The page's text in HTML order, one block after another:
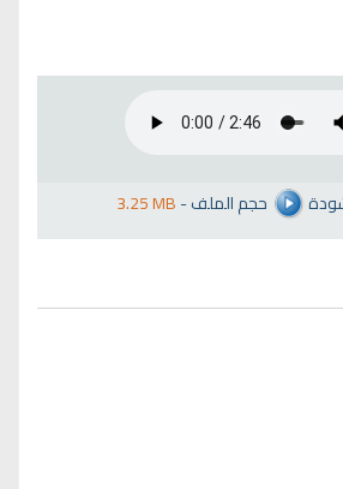
3.25 MB-حجم الملف